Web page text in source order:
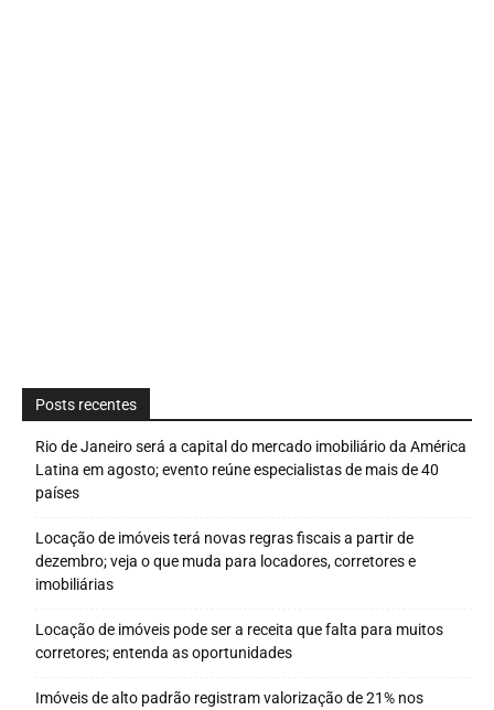
Posts recentes
Rio de Janeiro será a capital do mercado imobiliário da América
Latina em agosto; evento reúne especialistas de mais de 40
países
Locação de imóveis terá novas regras fiscais a partir de
dezembro; veja o que muda para locadores, corretores e
imobiliárias
Locação de imóveis pode ser a receita que falta para muitos
corretores; entenda as oportunidades
Imóveis de alto padrão registram valorização de 21% nos